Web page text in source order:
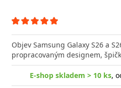
Objev Samsung Galaxy S26 a
propracovaným designem,
E-shop skladem > 10 ks,